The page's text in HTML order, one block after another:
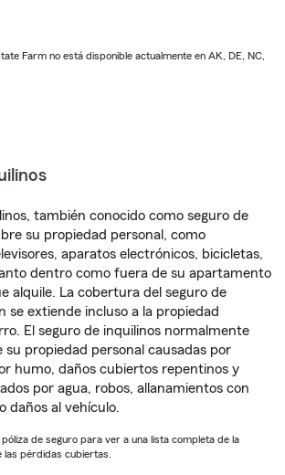
Farm no está disponible actualmente en AK, DE, NC,
también conocido como seguro de
su propiedad personal, como
aparatos electrónicos, bicicletas,
dentro como fuera de su apartamento
alquile. La cobertura del seguro de
se extiende incluso a la propiedad
El seguro de inquilinos normalmente
su propiedad personal causadas por
humo, daños cubiertos repentinos y
por agua, robos, allanamientos con
daños al vehículo.
de seguro para ver a una lista completa de la
pérdidas cubiertas.